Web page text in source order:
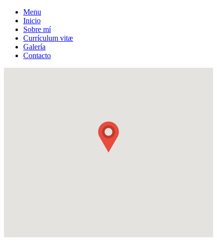
Menu
Inicio
Sobre mí
Currículum vitæ
Galería
Contacto